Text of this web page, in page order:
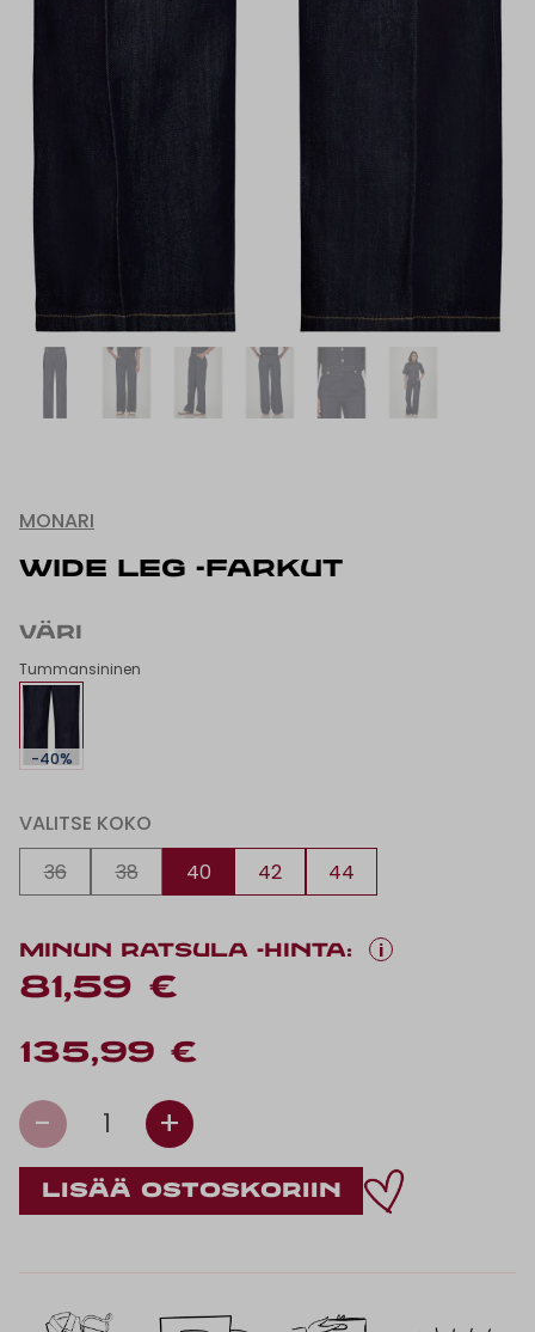
MONARI
WIDE LEG -FARKUT
VÄRI
Tummansininen
-40%
VALITSE KOKO
36
38 40 42 44
MINUN RATSULA -HINTA: i
81,59 €
135,99 €
- 1 +